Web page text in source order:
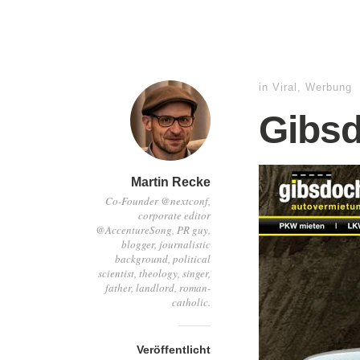
Martin Recke
Co-Founder @nextconf,
corporate editor
@AccentureSong, PR guy,
blogger, journalistic
background, political
scientist, theology, singer,
father, landlord, roman-
catholic.
Veröffentlicht
in Viral , Werbung